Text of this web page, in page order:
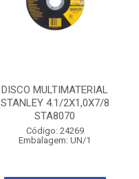
DISCO MULTIMATERIAL
STANLEY 4.1/2X1,0X7/8
STA8070
Código: 24269
Embalagem: UN/1